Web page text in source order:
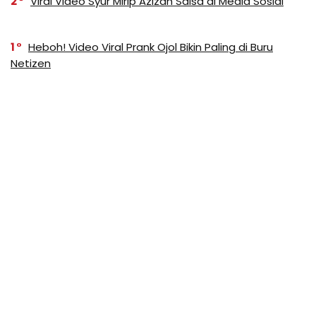
1
Heboh! Video Viral Prank Ojol Bikin Paling di Buru
Netizen